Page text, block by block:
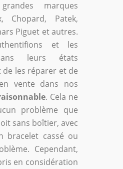
marques
Chopard, Patek,
Piguet et autres.
et les
leurs états
les réparer et de
vente dans nos
. Cela ne
problème que
sans boîtier, avec
bracelet cassé ou
Cependant,
en considération